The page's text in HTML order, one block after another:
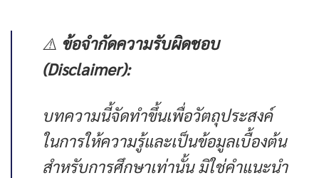
⚠️ ข้อจำกัดความรับผิดชอบ
(Disclaimer):
บทความนี้จัดทำขึ้นเพื่อวัตถุประสงค์
ในการให้ความรู้และเป็นข้อมูลเบื้องต้น
สำหรับการศึกษาเท่านั้น มิใช่คำแนะนำ